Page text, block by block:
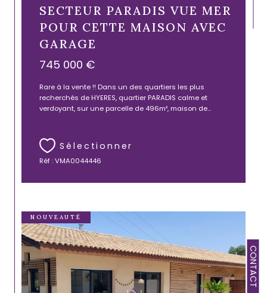
CONTACT
SECTEUR PARADIS VUE MER
POUR CETTE MAISON AVEC
GARAGE
745 000 €
Rare à la vente !! Dans un des quartiers les plus
recherchés de HYERES, quartier PARADIS calme et
verdoyant, sur une parcelle de 496m², maison de...
Sélectionner
Réf : VMA0044446
NOUVEAUTÉ